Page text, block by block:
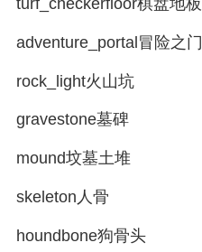
adventure_portal冒险之门
rock_light火山坑
gravestone墓碑
mound坟墓土堆
skeleton人骨
houndbone狗骨头